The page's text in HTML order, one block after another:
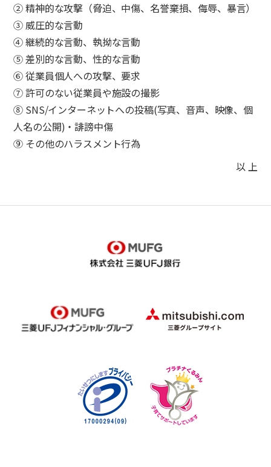
② 精神的な攻撃（脅迫、中傷、名誉棄損、侮辱、暴言）
③ 威圧的な言動
④ 継続的な言動、執拗な言動
⑤ 差別的な言動、性的な言動
⑥ 従業員個人への攻撃、要求
⑦ 許可のない従業員や施設の撮影
⑧ SNS/インターネットへの投稿(写真、音声、映像、個
人名の公開)・誹謗中傷
⑨ その他のハラスメント行為
以 上